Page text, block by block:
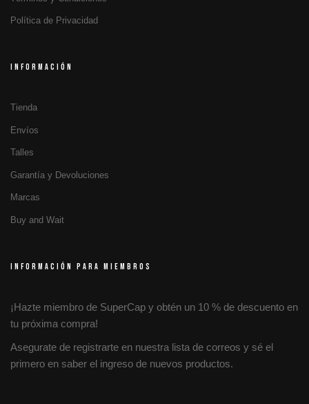
Política de Privacidad
INFORMACIÓN
Tienda
Envíos
Talles
Garantía y Devoluciones
Marcas
Buy and Wait
INFORMACIÓN PARA MIEMBROS
¡Hazte miembro de SuperCap y obtén un 10 % de descuento en
tu próxima compra!
Asegurate de registrarte en nuestra lista de correos y sé el
primero en saber el ingreso de nuevos productos.